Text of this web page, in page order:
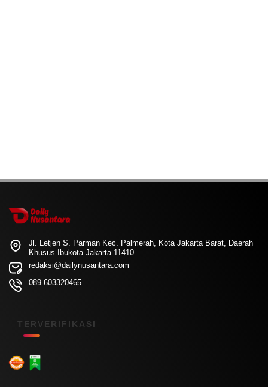
Jl. Letjen S. Parman Kec. Palmerah, Kota Jakarta Barat, Daerah
Khusus Ibukota Jakarta 11410
redaksi@dailynusantara.com
089-603320465
TERVERIFIKASI